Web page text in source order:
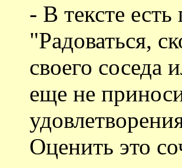
- В тексте
"Радоваться,
своего соседа
еще не
Оценить это